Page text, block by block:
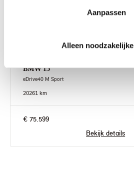
Aanpassen
Alleen
BMW i5
eDrive40 M Sport
20261 km
€ 75.599
Bekijk details